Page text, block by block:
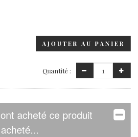
AJOUTER AU PANIER
Quantité :
acheté ce produit